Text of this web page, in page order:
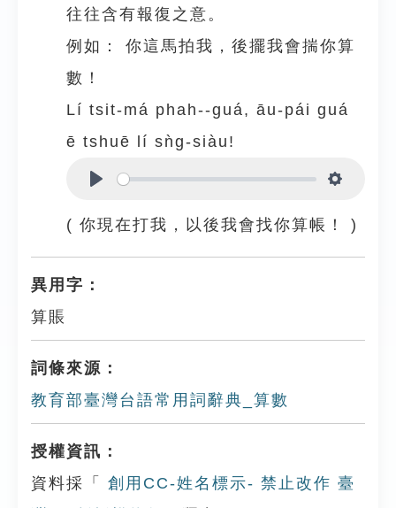
往往含有報復之意。
例如：
你這馬拍我，後擺我會揣你算
數！
Lí tsit-má phah--guá, āu-pái guá
ē tshuē lí sǹg-siàu!
( 你現在打我，以後我會找你算帳！ )
異用字：
算賬
詞條來源：
教育部臺灣台語常用詞辭典_算數
授權資訊：
資料採「
創用CC-姓名標示- 禁止改作 臺